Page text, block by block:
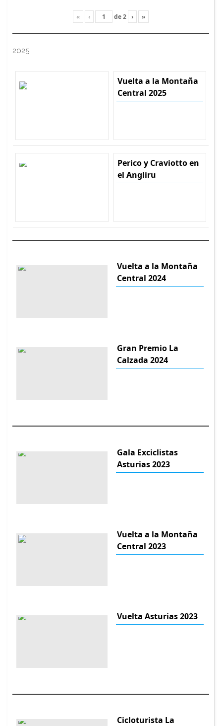
« ‹ de2 › »
2025
Vuelta a la Montaña
Central 2025
Perico y Craviotto en
el Angliru
Vuelta a la Montaña
Central 2024
Gran Premio La
Calzada 2024
Gala Exciclistas
Asturias 2023
Vuelta a la Montaña
Central 2023
Vuelta Asturias 2023
Cicloturista La